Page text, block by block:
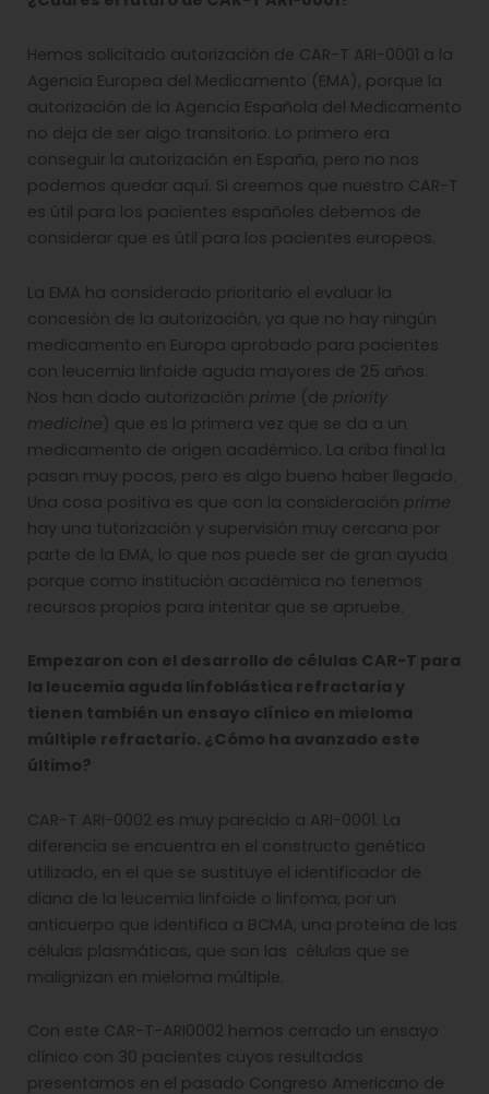
Hemos solicitado autorización de CAR-T ARI-0001 a la
Agencia Europea del Medicamento (EMA), porque la
autorización de la Agencia Española del Medicamento
no deja de ser algo transitorio. Lo primero era
conseguir la autorización en España, pero no nos
podemos quedar aquí. Si creemos que nuestro CAR-T
es útil para los pacientes españoles debemos de
considerar que es útil para los pacientes europeos.
La EMA ha considerado prioritario el evaluar la
concesión de la autorización, ya que no hay ningún
medicamento en Europa aprobado para pacientes
con leucemia linfoide aguda mayores de 25 años.
Nos han dado autorización prime (de priority
medicine) que es la primera vez que se da a un
medicamento de origen académico. La criba final la
pasan muy pocos, pero es algo bueno haber llegado.
Una cosa positiva es que con la consideración prime
hay una tutorización y supervisión muy cercana por
parte de la EMA, lo que nos puede ser de gran ayuda
porque como institución académica no tenemos
recursos propios para intentar que se apruebe.
Empezaron con el desarrollo de células CAR-T para
la leucemia aguda linfoblástica refractaria y
tienen también un ensayo clínico en mieloma
múltiple refractario. ¿Cómo ha avanzado este
último?
CAR-T ARI-0002 es muy parecido a ARI-0001. La
diferencia se encuentra en el constructo genético
utilizado, en el que se sustituye el identificador de
diana de la leucemia linfoide o linfoma, por un
anticuerpo que identifica a BCMA, una proteína de las
células plasmáticas, que son las células que se
malignizan en mieloma múltiple.
Con este CAR-T-ARI0002 hemos cerrado un ensayo
clínico con 30 pacientes cuyos resultados
presentamos en el pasado Congreso Americano de